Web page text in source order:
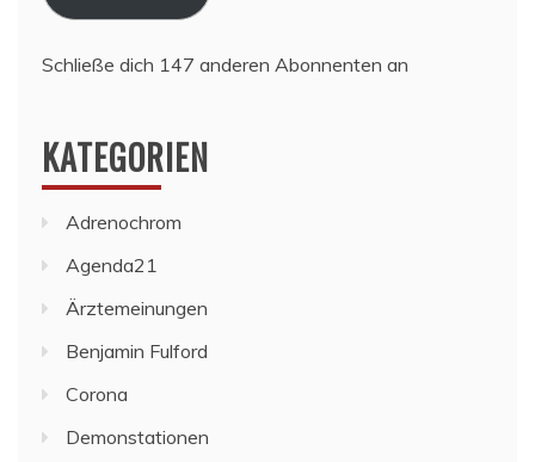
Schließe dich 147 anderen Abonnenten an
KATEGORIEN
Adrenochrom
Agenda21
Ärztemeinungen
Benjamin Fulford
Corona
Demonstationen